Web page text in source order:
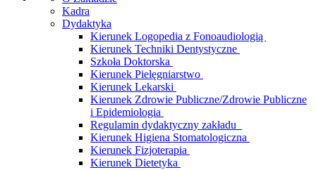
Kadra
Dydaktyka
Kierunek Logopedia z Fonoaudiologią
Kierunek Techniki Dentystyczne
Szkoła Doktorska
Kierunek Pielęgniarstwo
Kierunek Lekarski
Kierunek Zdrowie Publiczne/Zdrowie Publiczne
i Epidemiologia
Regulamin dydaktyczny zakładu
Kierunek Higiena Stomatologiczna
Kierunek Fizjoterapia
Kierunek Dietetyka